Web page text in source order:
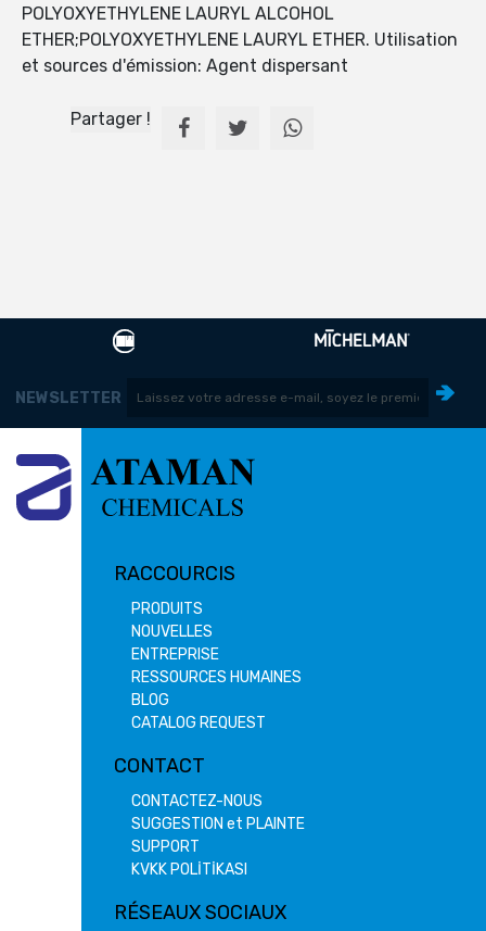
POLYOXYETHYLENE LAURYL ALCOHOL
ETHER;POLYOXYETHYLENE LAURYL ETHER. Utilisation
et sources d'émission: Agent dispersant
Partager !
NEWSLETTER
RACCOURCIS
PRODUITS
NOUVELLES
ENTREPRISE
RESSOURCES HUMAINES
BLOG
CATALOG REQUEST
CONTACT
CONTACTEZ-NOUS
SUGGESTION et PLAINTE
SUPPORT
KVKK POLİTİKASI
RÉSEAUX SOCIAUX